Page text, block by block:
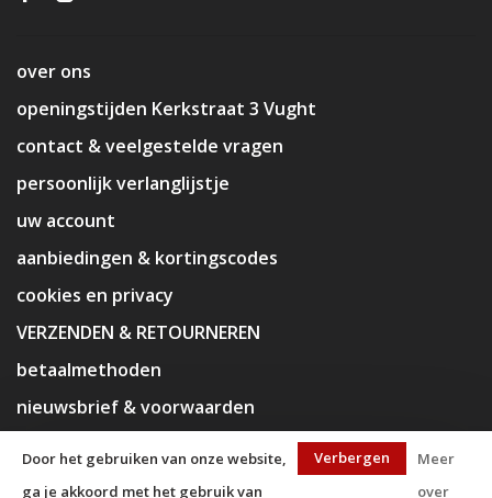
over ons
openingstijden Kerkstraat 3 Vught
contact & veelgestelde vragen
persoonlijk verlanglijstje
uw account
aanbiedingen & kortingscodes
cookies en privacy
VERZENDEN & RETOURNEREN
betaalmethoden
nieuwsbrief & voorwaarden
Door het gebruiken van onze website,
ga je akkoord met het gebruik van
Verbergen
Meer
over